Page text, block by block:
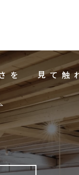
居心地の良さを